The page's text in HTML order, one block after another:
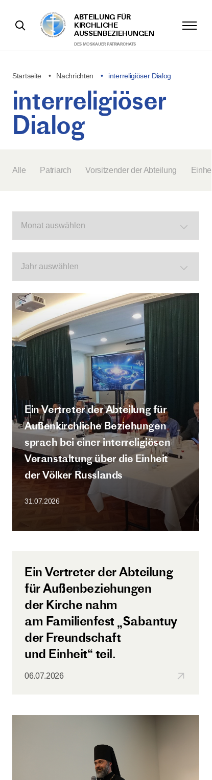
ABTEILUNG FÜR
KIRCHLICHE
AUSSENBEZIEHUNGEN
DES MOSKAUER PATRIARCHATS
Startseite Nachrichten interreligiöser Dialog
interreligiöser
Dialog
Alle Patriarch Vorsitzender der Abteilung
Ein Vertreter der Abteilung für
Außenkirchliche Beziehungen
sprach bei einer interreligiösen
Veranstaltung über die Einheit
der Völker Russlands
31.07.2026
Ein Vertreter der Abteilung
für Außenbeziehungen
der Kirche nahm
am Familienfest „Sabantuy
der Freundschaft
und Einheit“ teil.
06.07.2026